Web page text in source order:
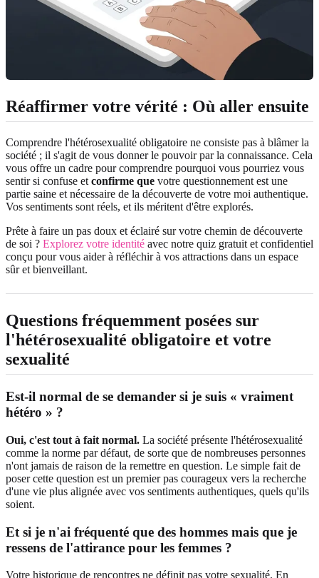
Réaffirmer votre vérité : Où aller ensuite
Comprendre l'hétérosexualité obligatoire ne consiste pas à blâmer la
société ; il s'agit de vous donner le pouvoir par la connaissance. Cela
vous offre un cadre pour comprendre pourquoi vous pourriez vous
sentir si confuse et confirme que votre questionnement est une
partie saine et nécessaire de la découverte de votre moi authentique.
Vos sentiments sont réels, et ils méritent d'être explorés.
Prête à faire un pas doux et éclairé sur votre chemin de découverte
de soi ? Explorez votre identité avec notre quiz gratuit et confidentiel
conçu pour vous aider à réfléchir à vos attractions dans un espace
sûr et bienveillant.
Questions fréquemment posées sur
l'hétérosexualité obligatoire et votre
sexualité
Est-il normal de se demander si je suis « vraiment
hétéro » ?
Oui, c'est tout à fait normal. La société présente l'hétérosexualité
comme la norme par défaut, de sorte que de nombreuses personnes
n'ont jamais de raison de la remettre en question. Le simple fait de
poser cette question est un premier pas courageux vers la recherche
d'une vie plus alignée avec vos sentiments authentiques, quels qu'ils
soient.
Et si je n'ai fréquenté que des hommes mais que je
ressens de l'attirance pour les femmes ?
Votre historique de rencontres ne définit pas votre sexualité. En